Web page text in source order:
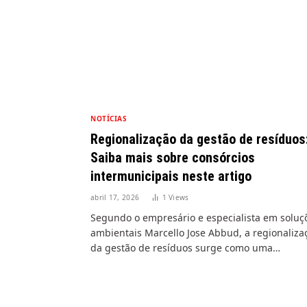
NOTÍCIAS
Regionalização da gestão de
Saiba mais sobre consórcios
intermunicipais neste artigo
abril 17, 2026 1Views
Segundo o empresário e especialista em
ambientais Marcello Jose Abbud, a
da gestão de resíduos surge como uma…